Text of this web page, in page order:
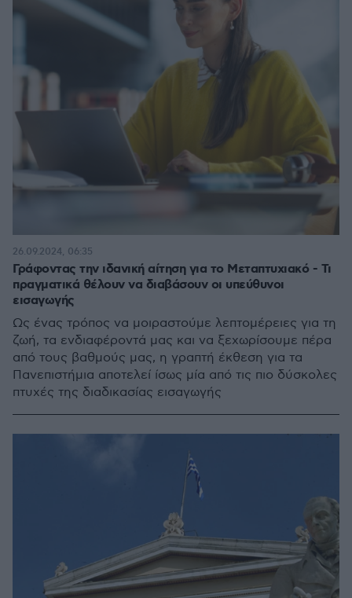
Γράφοντας την ιδανική αίτηση για το Μεταπτυχιακό - Τι
πραγματικά θέλουν να διαβάσουν οι υπεύθυνοι
εισαγωγής
Ως ένας τρόπος να μοιραστούμε λεπτομέρειες για τη
ζωή, τα ενδιαφέροντά μας και να ξεχωρίσουμε πέρα
από τους βαθμούς μας, η γραπτή έκθεση για τα
Πανεπιστήμια αποτελεί ίσως μία από τις πιο δύσκολες
πτυχές της διαδικασίας εισαγωγής
26.09.2024, 06:35